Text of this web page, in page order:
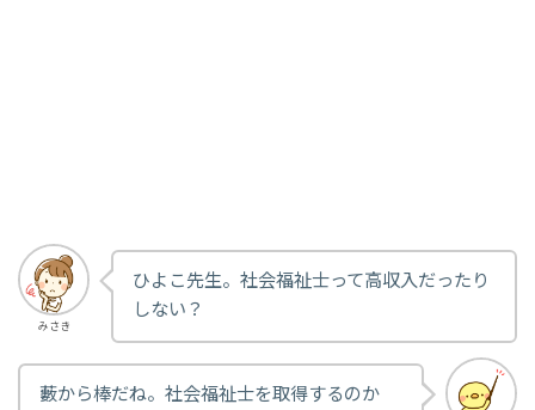
みさき
ひよこ先生。社会福祉士って高収入だったり
しない？
藪から棒だね。社会福祉士を取得するのか